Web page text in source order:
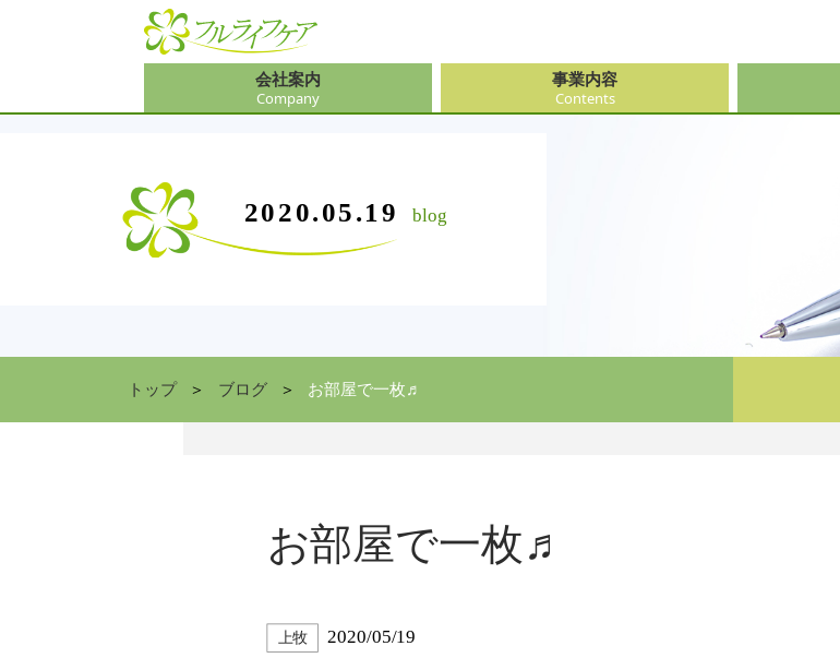
会社案内
Company
会社案内
Company
事業内容
Contents
事業内容
Contents
住まい情報
サービス
Service
2020.05.19 blog
トップ ブログ お部屋で一枚♬
お部屋で一枚♬
上牧 2020/05/19